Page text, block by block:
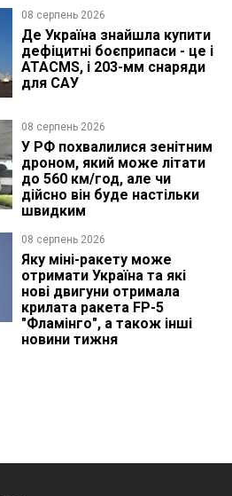
08 серпень 2026
Де Україна знайшла купити
дефіцитні боєприпаси - це і
ATACMS, і 203-мм снаряди
для САУ
08 серпень 2026
У РФ похвалилися зенітним
дроном, який може літати
до 560 км/год, але чи
дійсно він буде настільки
швидким
08 серпень 2026
Яку міні-ракету може
отримати Україна та які
нові двигуни отримала
крилата ракета FP-5
"Фламінго", а також інші
новини тижня